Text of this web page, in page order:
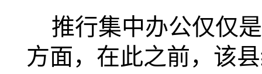
推行集中办公仅仅
方面，在此之前，该